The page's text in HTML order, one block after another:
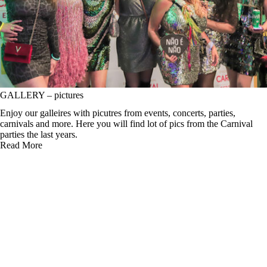
GALLERY – pictures
Enjoy our galleires with picutres from events, concerts, parties,
carnivals and more. Here you will find lot of pics from the Carnival
parties the last years.
Read More